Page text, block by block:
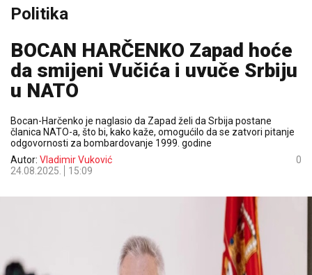
Politika
BOCAN HARČENKO Zapad hoće
da smijeni Vučića i uvuče Srbiju
u NATO
Bocan-Harčenko je naglasio da Zapad želi da Srbija postane
članica NATO-a, što bi, kako kaže, omogućilo da se zatvori pitanje
odgovornosti za bombardovanje 1999. godine
Autor: Vladimir Vuković
24.08.2025.
15:09
0